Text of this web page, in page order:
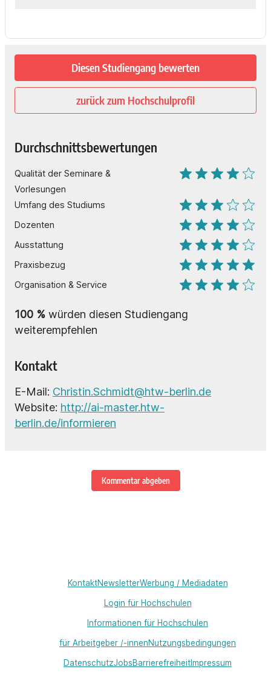
Diesen Studiengang bewerten
zurück zum Hochschulprofil
Durchschnittsbewertungen
Qualität der Seminare &
Vorlesungen
Umfang des Studiums
Dozenten
Ausstattung
Praxisbezug
Organisation & Service
100 % würden diesen Studiengang
weiterempfehlen
Kontakt
E-Mail: Christin.Schmidt@htw-berlin.de
Website: http://ai-master.htw-
berlin.de/informieren
Kommentar abgeben
KontaktNewsletterWerbung / Mediadaten
Login für Hochschulen
Informationen für Hochschulen
für Arbeitgeber /-innenNutzungsbedingungen
DatenschutzJobsBarrierefreiheitImpressum